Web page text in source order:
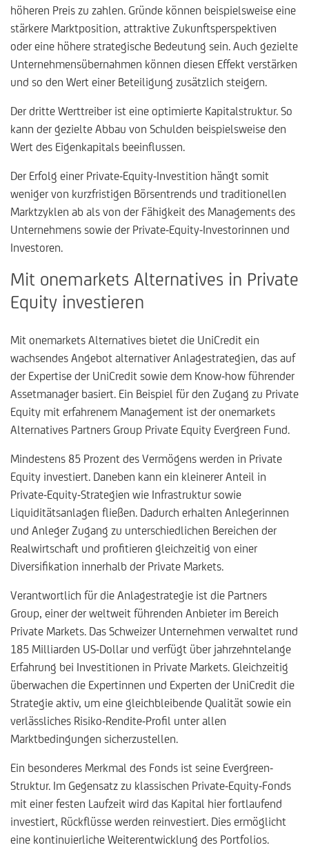
höheren Preis zu zahlen. Gründe können beispielsweise eine
stärkere Marktposition, attraktive Zukunftsperspektiven
oder eine höhere strategische Bedeutung sein. Auch gezielte
Unternehmensübernahmen können diesen Effekt verstärken
und so den Wert einer Beteiligung zusätzlich steigern.
Der dritte Werttreiber ist eine optimierte Kapitalstruktur. So
kann der gezielte Abbau von Schulden beispielsweise den
Wert des Eigenkapitals beeinflussen.
Der Erfolg einer Private-Equity-Investition hängt somit
weniger von kurzfristigen Börsentrends und traditionellen
Marktzyklen ab als von der Fähigkeit des Managements des
Unternehmens sowie der Private-Equity-Investorinnen und
Investoren.
Mit onemarkets Alternatives in Private
Equity investieren
Mit onemarkets Alternatives bietet die UniCredit ein
wachsendes Angebot alternativer Anlagestrategien, das auf
der Expertise der UniCredit sowie dem Know-how führender
Assetmanager basiert. Ein Beispiel für den Zugang zu Private
Equity mit erfahrenem Management ist der onemarkets
Alternatives Partners Group Private Equity Evergreen Fund.
Mindestens 85 Prozent des Vermögens werden in Private
Equity investiert. Daneben kann ein kleinerer Anteil in
Private-Equity-Strategien wie Infrastruktur sowie
Liquiditätsanlagen fließen. Dadurch erhalten Anlegerinnen
und Anleger Zugang zu unterschiedlichen Bereichen der
Realwirtschaft und profitieren gleichzeitig von einer
Diversifikation innerhalb der Private Markets.
Verantwortlich für die Anlagestrategie ist die Partners
Group, einer der weltweit führenden Anbieter im Bereich
Private Markets. Das Schweizer Unternehmen verwaltet rund
185 Milliarden US-Dollar und verfügt über jahrzehntelange
Erfahrung bei Investitionen in Private Markets. Gleichzeitig
überwachen die Expertinnen und Experten der UniCredit die
Strategie aktiv, um eine gleichbleibende Qualität sowie ein
verlässliches Risiko-Rendite-Profil unter allen
Marktbedingungen sicherzustellen.
Ein besonderes Merkmal des Fonds ist seine Evergreen-
Struktur. Im Gegensatz zu klassischen Private-Equity-Fonds
mit einer festen Laufzeit wird das Kapital hier fortlaufend
investiert, Rückflüsse werden reinvestiert. Dies ermöglicht
eine kontinuierliche Weiterentwicklung des Portfolios.